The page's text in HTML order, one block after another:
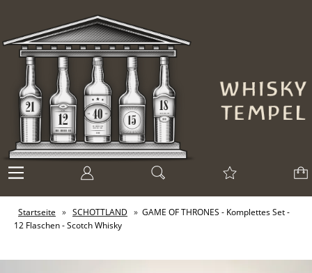
Startseite » SCHOTTLAND » GAME OF THRONES - Komplettes Set -
12 Flaschen - Scotch Whisky